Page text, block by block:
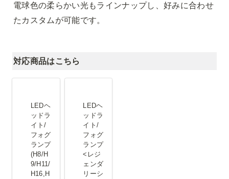
電球色の柔らかい光もラインナップし、好みに合わせ
たカスタムが可能です。
対応商品はこちら
グランプ
(H8/H9/H11/H16,HB3,HB4)
LEDヘ
ッドラ
イト/
フォグ
ランプ
(H8/H
9/H11/
H16,H
グランプ<レ
ジェンダリ
ーシリーズ>
(H1,H3/H3C,H7,H8/H9/H11/H16,HB3,HB4)
LEDヘ
ッドラ
イト/
フォグ
ランプ
<レジ
ェンダ
リーシ